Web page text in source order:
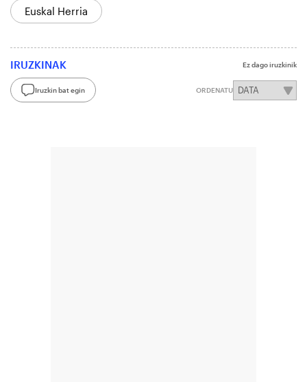
Euskal Herria
IRUZKINAK Ez dago iruzkinik
Iruzkin bat egin ORDENATU